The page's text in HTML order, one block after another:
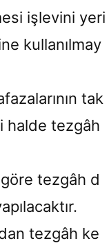
işlevini yeri
kullanılmay
tak
halde tezgâh
göre tezgâh d
tezgâh ke